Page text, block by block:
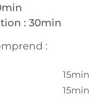
: 30min
:
15min
15min